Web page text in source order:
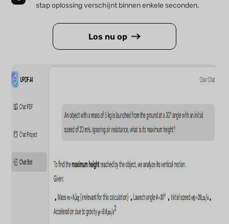
stap oplossing verschijnt binnen enkele seconden.
Los nu op